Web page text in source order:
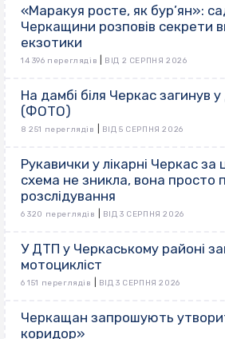
«Маракуя росте, як бур’ян»:
Черкащини розповів секрети
екзотики
14 396 переглядів ВІД 2 СЕРПНЯ 2026
На дамбі біля Черкас загинув
(ФОТО)
8 251 переглядів ВІД 5 СЕРПНЯ 2026
Рукавички у лікарні Черкас за
схема не зникла, вона просто
розслідування
6 320 переглядів ВІД 3 СЕРПНЯ 2026
У ДТП у Черкаському районі
мотоцикліст
6 151 переглядів ВІД 3 СЕРПНЯ 2026
Черкащан запрошують
коридор»